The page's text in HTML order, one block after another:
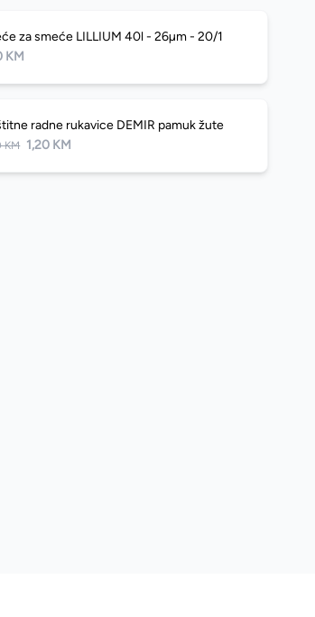
za smeće LILLIUM 40l - 26µm - 20/1
KM
radne rukavice DEMIR pamuk žute
KM 1,20 KM